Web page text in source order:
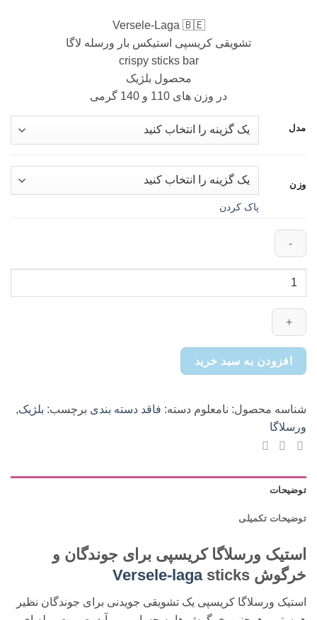
Versele-Laga 🇧🇪
تشویقی کریسپی استیکس بار ورسله لاگا
crispy sticks bar
محصول بلژیک
در وزن های 110 و 140 گرمی
مدل
وزن
پاک کردن
استیک
کریسپی
برای
خرگوش
laga
sticks
عدد
افزودن به سبد خرید
شناسه محصول: نامعلوم دسته: فاقد دسته بندی برچسب: بلژیک,
ورسلاگا
توضیحات
توضیحات تکمیلی
استیک ورسلاگا کریسپی برای جوندگان و
خرگوش
Versele-lagasticks
استیک ورسلاگا کریسپی یک تشویقی جویدنی برای جوندگان نظیر